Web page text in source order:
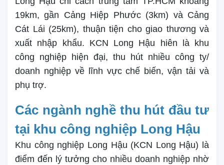
19km, gần Cảng Hiệp Phước (3km) và Cảng
Cát Lái (25km), thuận tiện cho giao thương và
xuất nhập khẩu. KCN Long Hậu hiên là khu
công nghiệp hiện đại, thu hút nhiều công ty/
doanh nghiệp về lĩnh vực chế biến, vận tải và
phụ trợ.
Các ngành nghề thu hút đầu tư
tại khu công nghiệp Long Hậu
Khu công nghiệp Long Hậu (KCN Long Hậu) là
điểm đến lý tưởng cho nhiều doanh nghiệp nhờ